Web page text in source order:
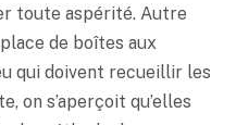
toute aspérité. Autre
de boîtes aux
qui doivent recueillir les
on s’aperçoit qu’elles